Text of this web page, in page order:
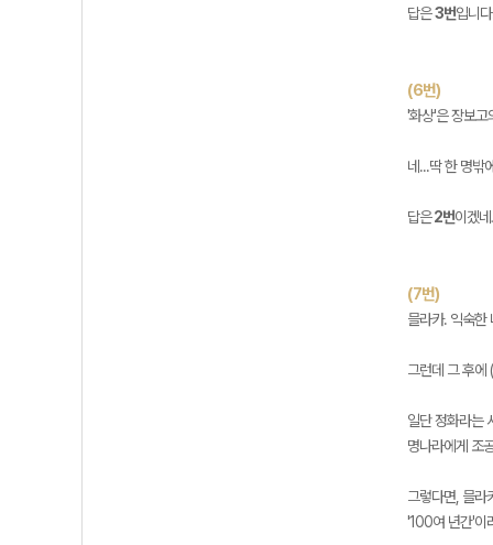
답은3번입니
(6번)
'화상'은 장보고
네...딱 한 명밖
답은2번이겠
(7번)
믈라카. 익숙한
그런데 그 후에
일단 정화라는
명나라에게 조
그렇다면, 믈라
'100여 년간'이